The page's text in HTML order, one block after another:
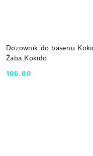
Dozownik do basenu
Żaba Kokido
Cena:
106.00